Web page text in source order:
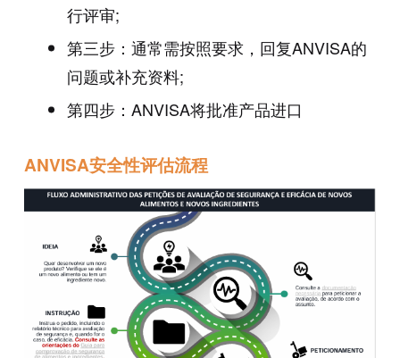
行评审;
第三步：通常需按照要求，回复ANVISA的
问题或补充资料;
第四步：ANVISA将批准产品进口
ANVISA安全性评估流程